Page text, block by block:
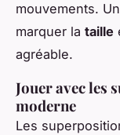
mouvements.
marquer la taille
agréable.
Jouer avec les
moderne
Les